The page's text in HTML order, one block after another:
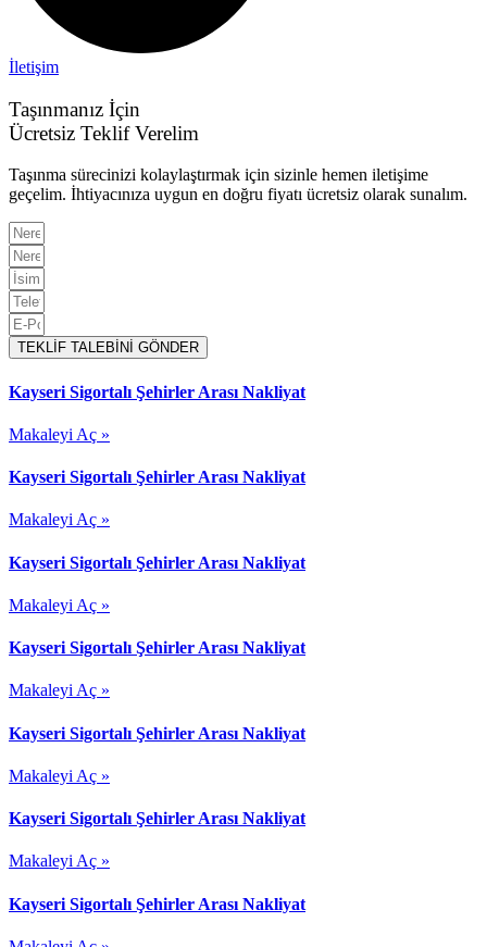
İletişim
Taşınmanız İçin
Ücretsiz Teklif Verelim
Taşınma sürecinizi kolaylaştırmak için sizinle hemen iletişime
geçelim. İhtiyacınıza uygun en doğru fiyatı ücretsiz olarak sunalım.
TEKLİF TALEBİNİ GÖNDER
Kayseri Sigortalı Şehirler Arası Nakliyat
Makaleyi Aç »
Kayseri Sigortalı Şehirler Arası Nakliyat
Makaleyi Aç »
Kayseri Sigortalı Şehirler Arası Nakliyat
Makaleyi Aç »
Kayseri Sigortalı Şehirler Arası Nakliyat
Makaleyi Aç »
Kayseri Sigortalı Şehirler Arası Nakliyat
Makaleyi Aç »
Kayseri Sigortalı Şehirler Arası Nakliyat
Makaleyi Aç »
Kayseri Sigortalı Şehirler Arası Nakliyat